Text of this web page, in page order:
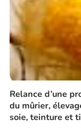
Relance d’une
du mûrier,
soie, teinture et